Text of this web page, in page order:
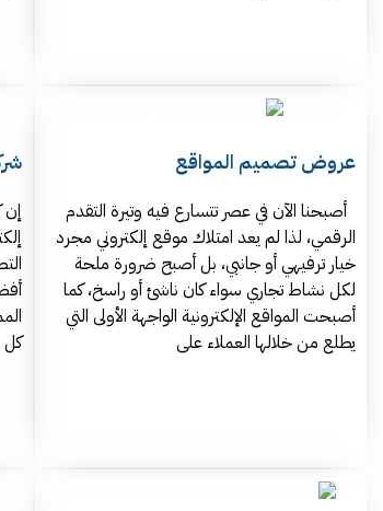
عروض تصميم المواقع
أصبحنا الآن في عصر تتسارع فيه وتيرة التقدم
الرقمي، لذا لم يعد امتلاك موقع إلكتروني مجرد
خيار ترفيهي أو جانبي، بل أصبح ضرورة ملحة
لكل نشاط تجاري سواء كان ناشئ أو راسخ، كما
أصبحت المواقع الإلكترونية الواجهة الأولى التي
يطلع من خلالها العملاء على
كل